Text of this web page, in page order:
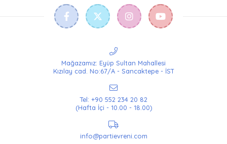
Mağazamız: Eyüp Sultan Mahallesi
Kızılay cad. No:67/A - Sancaktepe - İST
Tel: +90 552 234 20 82
(Hafta İçi - 10.00 - 18.00)
info@partievreni.com